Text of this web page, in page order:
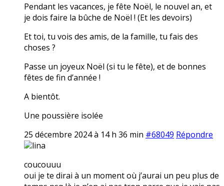
Pendant les vacances, je fête Noël, le nouvel an, et
je dois faire la bûche de Noël ! (Et les devoirs)
Et toi, tu vois des amis, de la famille, tu fais des
choses ?
Passe un joyeux Noël (si tu le fête), et de bonnes
fêtes de fin d’année !
A bientôt.
Une poussière isolée
25 décembre 2024 à 14 h 36 min #68049 Répondre
lina
coucouuu
oui je te dirai à un moment où j’aurai un peu plus de